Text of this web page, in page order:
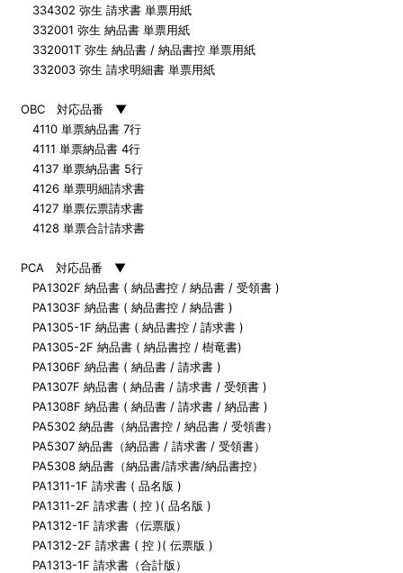
334302 弥生 請求書 単票用紙
332001 弥生 納品書 単票用紙
332001T 弥生 納品書 / 納品書控 単票用紙
332003 弥生 請求明細書 単票用紙
OBC 対応品番 ▼
4110 単票納品書 7行
4111 単票納品書 4行
4137 単票納品書 5行
4126 単票明細請求書
4127 単票伝票請求書
4128 単票合計請求書
PCA 対応品番 ▼
PA1302F 納品書 ( 納品書控 / 納品書 / 受領書 )
PA1303F 納品書 ( 納品書控 / 納品書 )
PA1305-1F 納品書 ( 納品書控 / 請求書 )
PA1305-2F 納品書 ( 納品書控 / 樹竜書)
PA1306F 納品書 ( 納品書 / 請求書 )
PA1307F 納品書 ( 納品書 / 請求書 / 受領書 )
PA1308F 納品書 ( 納品書 / 請求書 / 納品書 )
PA5302 納品書（納品書控 / 納品書 / 受領書）
PA5307 納品書（納品書 / 請求書 / 受領書）
PA5308 納品書（納品書/請求書/納品書控）
PA1311-1F 請求書 ( 品名版 )
PA1311-2F 請求書 ( 控 )( 品名版 )
PA1312-1F 請求書（伝票版）
PA1312-2F 請求書 ( 控 )( 伝票版 )
PA1313-1F 請求書（合計版）